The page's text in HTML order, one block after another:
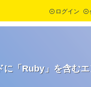
ログイン
に「Ruby」を含む